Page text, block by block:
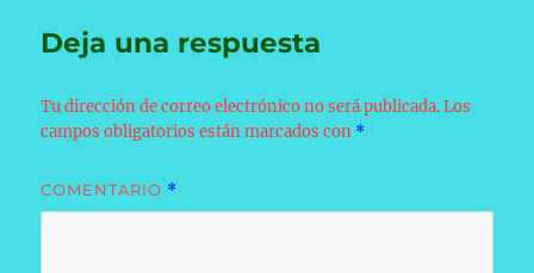
Deja una respuesta
Tu dirección de correo electrónico no será publicada. Los
campos obligatorios están marcados con *
COMENTARIO *